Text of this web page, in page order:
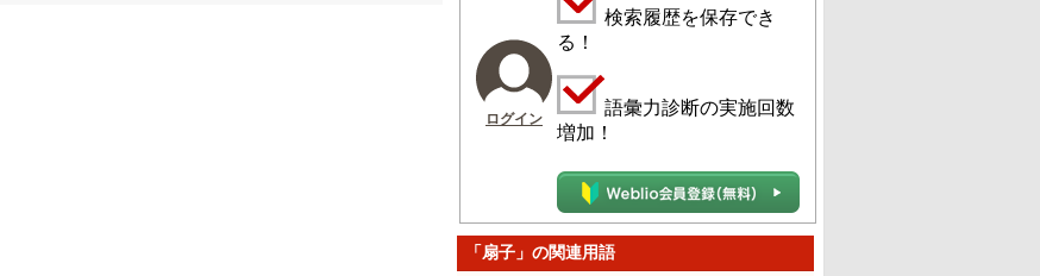
ログイン
検索履歴を保存でき
る！
語彙力診断の実施回数
増加！
「扇子」の関連用語